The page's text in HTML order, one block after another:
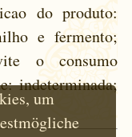
do produto:
e fermento;
o consumo
indeterminada;
um